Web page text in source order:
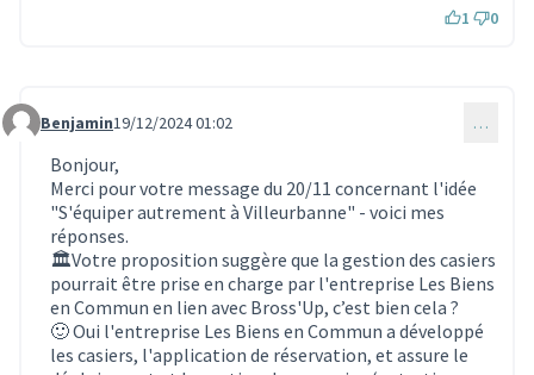
1 0
Commentaire 3823
Benjamin19/12/2024 01:02 …
Bonjour,
Merci pour votre message du 20/11 concernant l'idée
"S'équiper autrement à Villeurbanne" - voici mes
réponses.
🏛️Votre proposition suggère que la gestion des casiers
pourrait être prise en charge par l'entreprise Les Biens
en Commun en lien avec Bross'Up, c’est bien cela ?
🙂 Oui l'entreprise Les Biens en Commun a développé
les casiers, l'application de réservation, et assure le